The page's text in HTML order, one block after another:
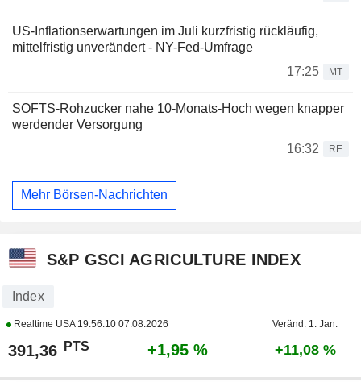
US-Inflationserwartungen im Juli kurzfristig rückläufig,
mittelfristig unverändert - NY-Fed-Umfrage
17:25
MT
SOFTS-Rohzucker nahe 10-Monats-Hoch wegen knapper
werdender Versorgung
16:32
RE
Mehr Börsen-Nachrichten
S&P GSCI AGRICULTURE INDEX
Index
Realtime USA 19:56:10 07.08.2026 Veränd. 1. Jan.
391,36 PTS +1,95 % +11,08 %